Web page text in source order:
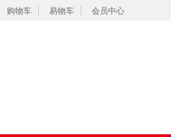
购物车 易物车 会员中心